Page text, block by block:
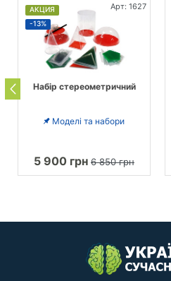
АКЦИЯ
-13%
Арт: 1627
Набір стереометричний
Моделі та набори
5 900 грн 6 850 грн